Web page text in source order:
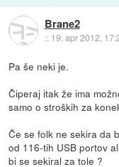
Brane2
:: 19. apr 2012,
Pa še neki je.
Čiperaj itak že ima
samo o stroških za
Če se folk ne sekira da
od 116-tih USB portov
bi se sekiral za tole ?